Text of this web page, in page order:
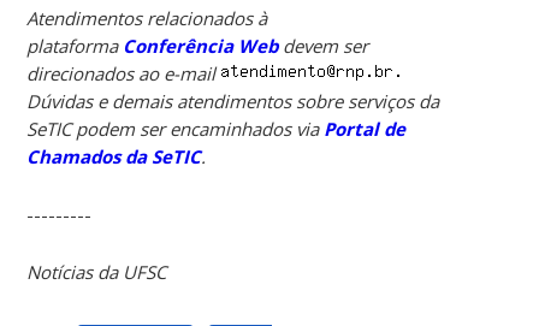
Atendimentos relacionados à
plataforma Conferência Webdevem ser
direcionados ao e-mail
Dúvidas e demais atendimentos sobre serviços da
SeTIC podem ser encaminhados via Portal de
Chamados da SeTIC.
---------
Notícias da UFSC